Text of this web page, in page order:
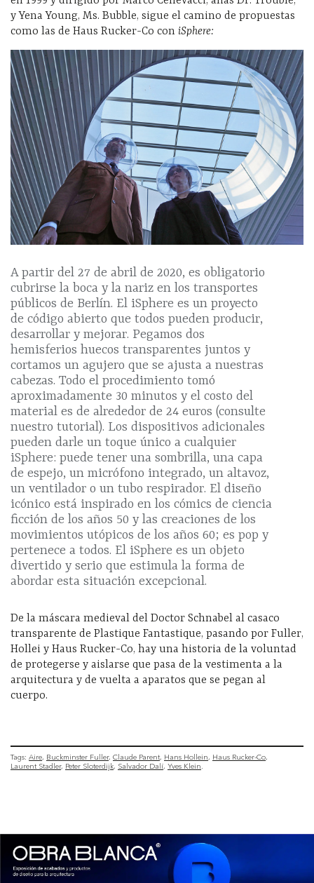
y Yena Young, Ms. Bubble, sigue el camino de propuestas
como las de Haus Rucker-Co con iSphere:
A partir del 27 de abril de 2020, es obligatorio
cubrirse la boca y la nariz en los transportes
públicos de Berlín. El iSphere es un proyecto
de código abierto que todos pueden producir,
desarrollar y mejorar. Pegamos dos
hemisferios huecos transparentes juntos y
cortamos un agujero que se ajusta a nuestras
cabezas. Todo el procedimiento tomó
aproximadamente 30 minutos y el costo del
material es de alrededor de 24 euros (consulte
nuestro tutorial). Los dispositivos adicionales
pueden darle un toque único a cualquier
iSphere: puede tener una sombrilla, una capa
de espejo, un micrófono integrado, un altavoz,
un ventilador o un tubo respirador. El diseño
icónico está inspirado en los cómics de ciencia
ficción de los años 50 y las creaciones de los
movimientos utópicos de los años 60; es pop y
pertenece a todos. El iSphere es un objeto
divertido y serio que estimula la forma de
abordar esta situación excepcional.
De la máscara medieval del Doctor Schnabel al casaco
transparente de Plastique Fantastique, pasando por Fuller,
Hollei y Haus Rucker-Co, hay una historia de la voluntad
de protegerse y aislarse que pasa de la vestimenta a la
arquitectura y de vuelta a aparatos que se pegan al
cuerpo.
Tags: Aire Buckminster Fuller Claude Parent Hans Hollein
Haus Rucker-Co
Laurent Stadler Peter Sloterdijk Salvador Dalí Yves Klein